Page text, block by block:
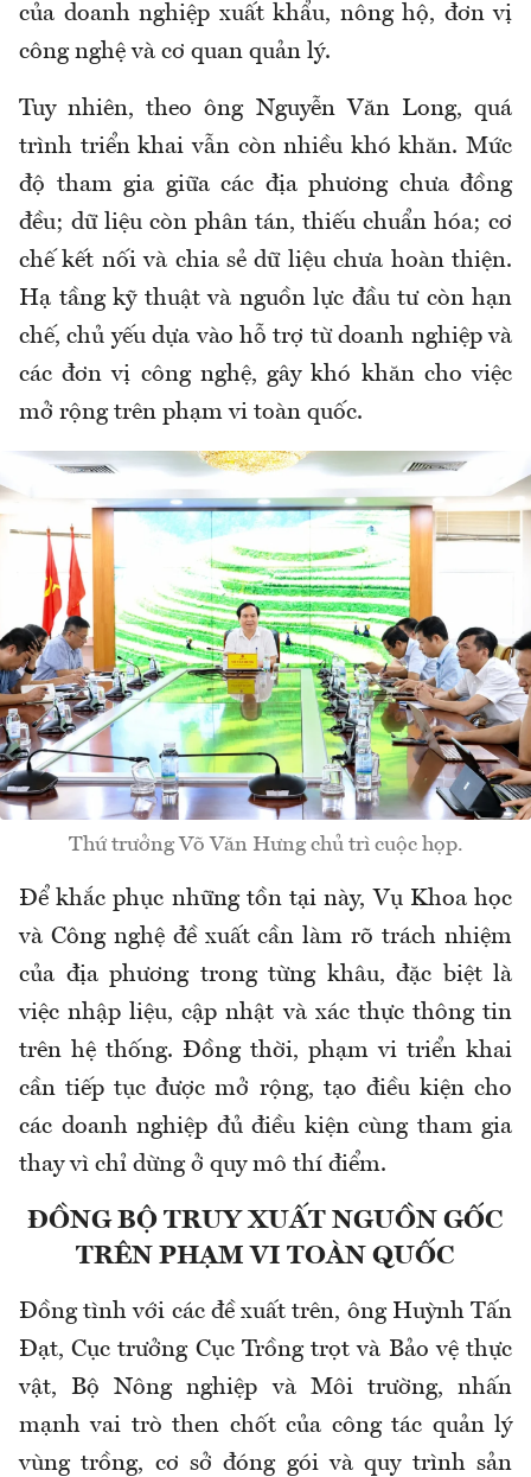
của doanh nghiệp xuất khẩu, nông hộ, đơn vị
công nghệ và cơ quan quản lý.
Tuy nhiên, theo ông Nguyễn Văn Long, quá
trình triển khai vẫn còn nhiều khó khăn. Mức
độ tham gia giữa các địa phương chưa đồng
đều; dữ liệu còn phân tán, thiếu chuẩn hóa; cơ
chế kết nối và chia sẻ dữ liệu chưa hoàn thiện.
Hạ tầng kỹ thuật và nguồn lực đầu tư còn hạn
chế, chủ yếu dựa vào hỗ trợ từ doanh nghiệp và
các đơn vị công nghệ, gây khó khăn cho việc
mở rộng trên phạm vi toàn quốc.
Thứ trưởng Võ Văn Hưng chủ trì cuộc họp.
Để khắc phục những tồn tại này, Vụ Khoa học
và Công nghệ đề xuất cần làm rõ trách nhiệm
của địa phương trong từng khâu, đặc biệt là
việc nhập liệu, cập nhật và xác thực thông tin
trên hệ thống. Đồng thời, phạm vi triển khai
cần tiếp tục được mở rộng, tạo điều kiện cho
các doanh nghiệp đủ điều kiện cùng tham gia
thay vì chỉ dừng ở quy mô thí điểm.
ĐỒNG BỘ TRUY XUẤT NGUỒN GỐC
TRÊN PHẠM VI TOÀN QUỐC
Đồng tình với các đề xuất trên, ông Huỳnh Tấn
Đạt, Cục trưởng Cục Trồng trọt và Bảo vệ thực
vật, Bộ Nông nghiệp và Môi trường, nhấn
mạnh vai trò then chốt của công tác quản lý
vùng trồng, cơ sở đóng gói và quy trình sản